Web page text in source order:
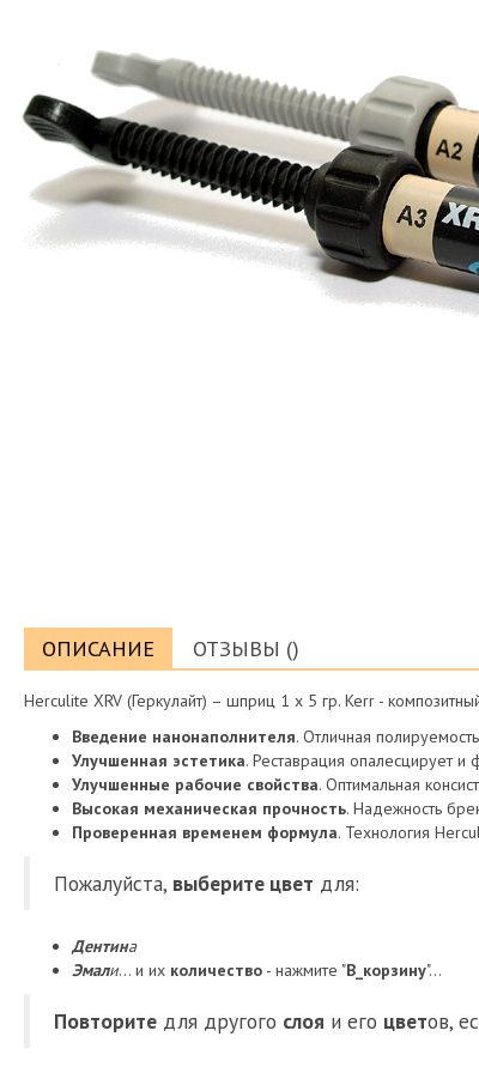
ОПИСАНИЕ ОТЗЫВЫ ()
Herculite XRV (Геркулайт) – шприц 1 х 5 гр. Kerr -
Введение нанонаполнителя. Отличная
Улучшенная эстетика. Реставрация опалесцирует
Улучшенные рабочие свойства. Оптимальная
Высокая механическая прочность. Надежность
Проверенная временем формула. Технология
Пожалуйста, выберите цвет для:
Дентина
Эмали... и их количество - нажмите "В_корзину"...
Повторите для другого слоя и его цветов,